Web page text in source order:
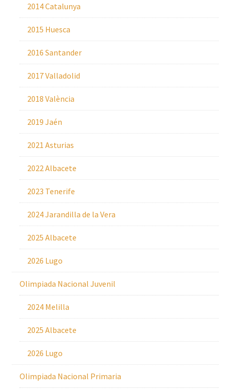
2014 Catalunya
2015 Huesca
2016 Santander
2017 Valladolid
2018 València
2019 Jaén
2021 Asturias
2022 Albacete
2023 Tenerife
2024 Jarandilla de la Vera
2025 Albacete
2026 Lugo
Olimpiada Nacional Juvenil
2024 Melilla
2025 Albacete
2026 Lugo
Olimpiada Nacional Primaria